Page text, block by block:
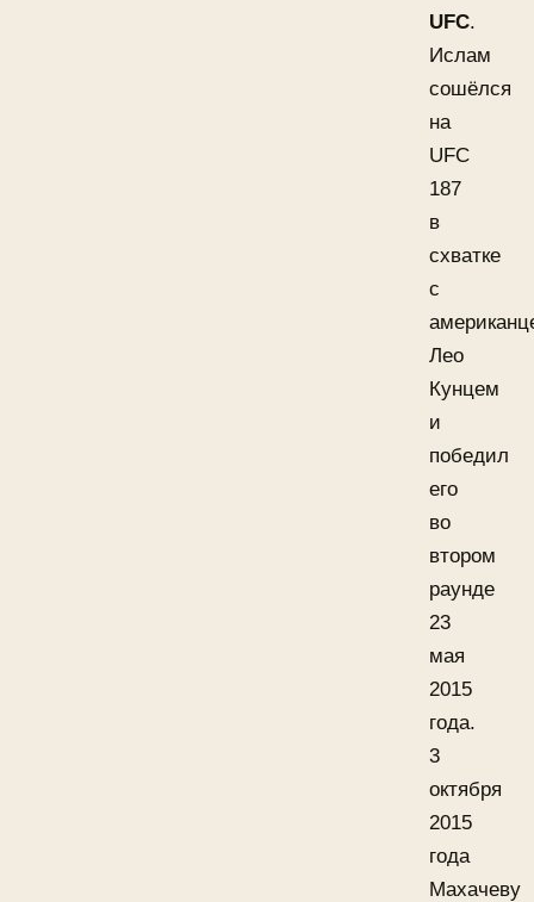
UFC.
Ислам
сошёлся
на
UFC
187
в
схватке
с
Лео
Кунцем
и
победил
его
во
втором
раунде
23
мая
2015
года.
3
октября
2015
года
Махачеву